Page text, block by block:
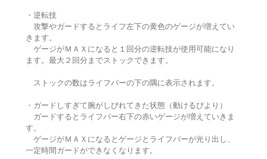
・逆転技
攻撃やガードするとライフ左下の黄色のゲージが増えてい
きます。
ゲージがＭＡＸになると１回分の逆転技が使用可能になり
ます。最大２回分までストックできます。
ストックの数はライフバーの下の隅に表示されます。
・ガードしすぎて腕がしびれてきた状態（動けるぴより）
ガードするとライフバー右下の赤いゲージが増えていきま
す。
ゲージがＭＡＸになるとゲージとライフバーが光り出し、
一定時間ガードができなくなります。